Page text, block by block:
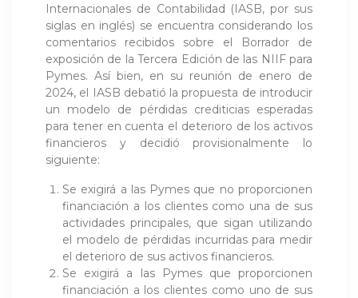
Internacionales de Contabilidad (IASB, por sus
siglas en inglés) se encuentra considerando los
comentarios recibidos sobre el Borrador de
exposición de la Tercera Edición de las NIIF para
Pymes. Así bien, en su reunión de enero de
2024, el IASB debatió la propuesta de introducir
un modelo de pérdidas crediticias esperadas
para tener en cuenta el deterioro de los activos
financieros y decidió provisionalmente lo
siguiente:
Se exigirá a las Pymes que no proporcionen
financiación a los clientes como una de sus
actividades principales, que sigan utilizando
el modelo de pérdidas incurridas para medir
el deterioro de sus activos financieros.
Se exigirá a las Pymes que proporcionen
financiación a los clientes como uno de sus